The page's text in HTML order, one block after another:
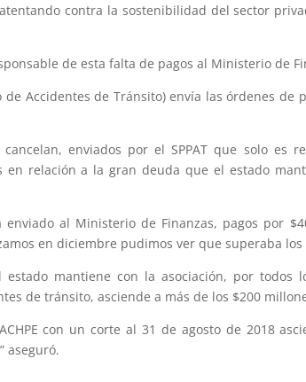
contra la sostenibilidad del sector
de esta falta de pagos al Ministerio de
de Accidentes de Tránsito) envía las órdenes
enviados por el SPPAT que solo es
relación a la gran deuda que el estado
enviado al Ministerio de Finanzas, pagos por
en diciembre pudimos ver que superaba los
mantiene con la asociación, por todos
de tránsito, asciende a más de los $200
con un corte al 31 de agosto de 2018
aseguró.